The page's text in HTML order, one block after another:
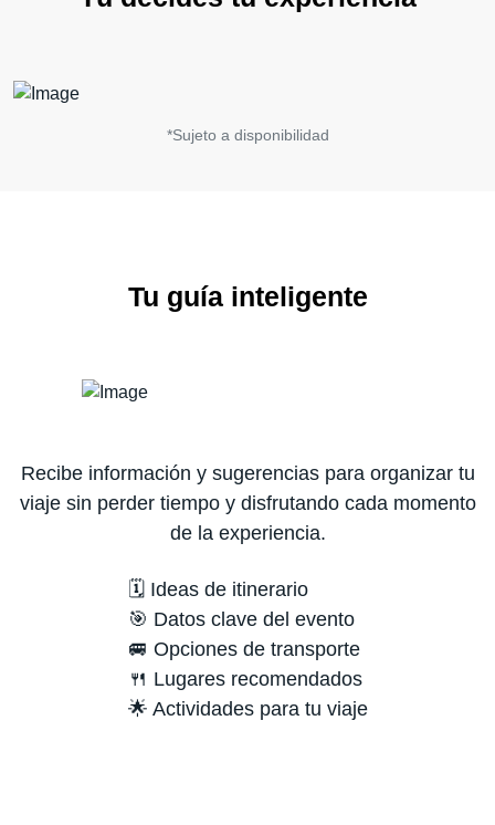
*Sujeto a disponibilidad
Tu guía inteligente
Recibe información y sugerencias para organizar tu
viaje sin perder tiempo y disfrutando cada momento
de la experiencia.
🗓️ Ideas de itinerario
🎯 Datos clave del evento
🚐 Opciones de transporte
🍴 Lugares recomendados
🌟 Actividades para tu viaje